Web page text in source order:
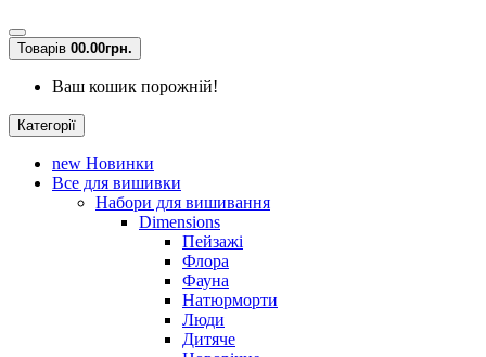
Товарів 00.00грн.
Ваш кошик порожній!
Категорії
new Новинки
Все для вишивки
Набори для вишивання
Dimensions
Пейзажі
Флора
Фауна
Натюрморти
Люди
Дитяче